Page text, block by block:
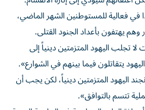
فعالية للمستوطنين الشهر الماضي،
يهتفون بأعداد الجنود القتلى.
لا تجلب اليهود المتزمتين دينياً إلى
يتقاتلون فيما ​بينهم في الشوارع».
اليهود المتزمتين دينياً، لكن يجب أن
تتسم بالتوافق».